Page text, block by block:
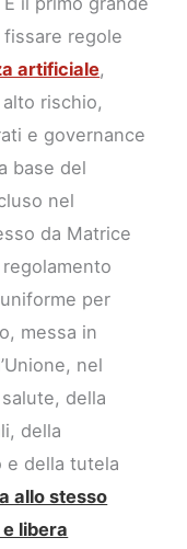
fissare regole
artificiale,
rischio,
e governance
base del
nel
da Matrice
per
messa in
nel
della
della
e della tutela
allo stesso
libera